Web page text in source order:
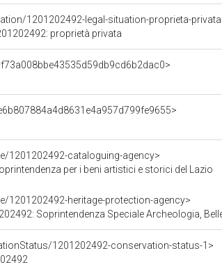
1201202492-legal-situation-proprieta-
proprietà privata
1201202492-cataloguing-agency>
per i beni artistici e storici del Lazio
heritage-protection-agency>
Soprintendenza Speciale Archeologia,
1201202492-conservation-status-1>